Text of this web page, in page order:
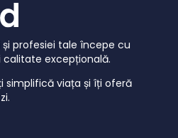
și profesiei tale începe cu
excepțională.
simplifică viața și îți oferă